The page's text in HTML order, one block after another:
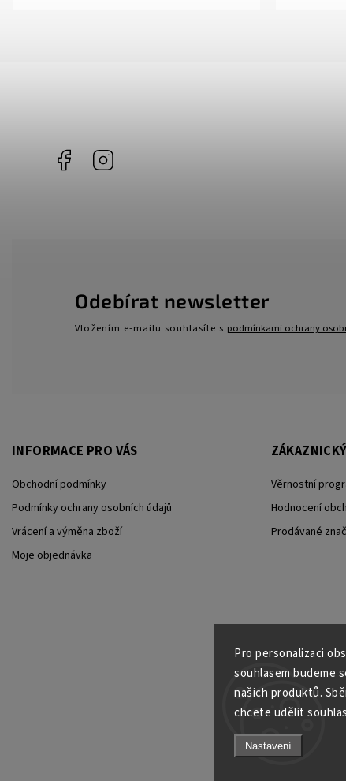
Pro personalizaci
souhlasem budeme
našich produktů.
chcete udělit
Nastavení
Facebook
Odebírat newsletter
Vložením e-mailu souhlasíte s podmínkami ochrany
INFORMACE PRO VÁS
Obchodní podmínky
Podmínky ochrany osobních údajů
Vrácení a výměna zboží
Moje objednávka
Věrnostní
Hodnocení
Prodávané